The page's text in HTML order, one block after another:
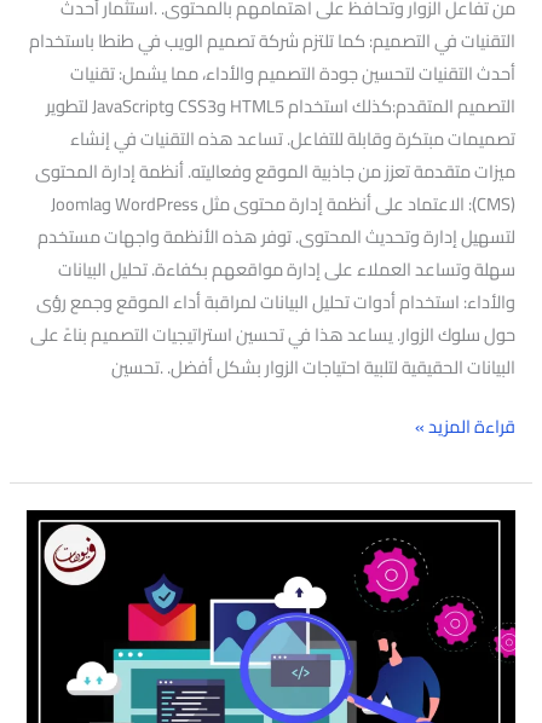
من تفاعل الزوار وتحافظ على اهتمامهم بالمحتوى. .استثمار أحدث
التقنيات في التصميم: كما تلتزم شركة تصميم الويب في طنطا باستخدام
أحدث التقنيات لتحسين جودة التصميم والأداء، مما يشمل: تقنيات
التصميم المتقدم:كذلك استخدام HTML5 وCSS3 وJavaScript لتطوير
تصميمات مبتكرة وقابلة للتفاعل. تساعد هذه التقنيات في إنشاء
ميزات متقدمة تعزز من جاذبية الموقع وفعاليته. أنظمة إدارة المحتوى
(CMS): الاعتماد على أنظمة إدارة محتوى مثل WordPress وJoomla
لتسهيل إدارة وتحديث المحتوى. توفر هذه الأنظمة واجهات مستخدم
سهلة وتساعد العملاء على إدارة مواقعهم بكفاءة. تحليل البيانات
والأداء: استخدام أدوات تحليل البيانات لمراقبة أداء الموقع وجمع رؤى
حول سلوك الزوار. يساعد هذا في تحسين استراتيجيات التصميم بناءً على
البيانات الحقيقية لتلبية احتياجات الزوار بشكل أفضل. .تحسين
قراءة المزيد »
بناء
إلكترونية
بجدة